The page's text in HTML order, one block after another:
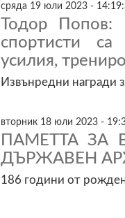
сряда 19 юли 2023 -
Тодор Попов:
спортисти
усилия,
Извънредни награди
вторник 18 юли 2023 -
ПАМЕТТА ЗА
ДЪРЖАВЕН
186 години от